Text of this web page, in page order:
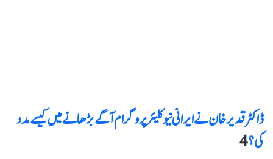
ڈاکٹر قدیر خان نے ایرانی نیوکلیئر پروگرام آگے بڑھانے میں کیسے مدد
کی؟4